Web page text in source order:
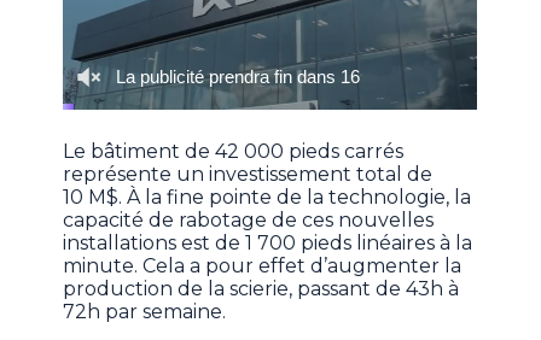
Le bâtiment de 42 000 pieds carrés
représente un investissement total de
10 M$. À la fine pointe de la technologie, la
capacité de rabotage de ces nouvelles
installations est de 1 700 pieds linéaires à la
minute. Cela a pour effet d’augmenter la
production de la scierie, passant de 43h à
72h par semaine.